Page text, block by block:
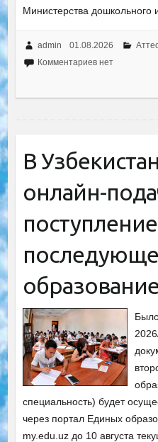
Министерства дошкольного
admin 01.08.2026
Комментариев нет
В
онлайн-
образование
специальность) будет
через портал Единых
my.edu.uz до 10 августа